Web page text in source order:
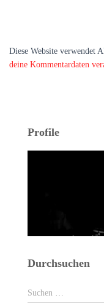
Diese Website verwendet
deine Kommentardaten
Profile
Durchsuchen
nach:
Suchen …